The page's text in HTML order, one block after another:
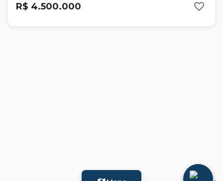
R$ 4.500.000